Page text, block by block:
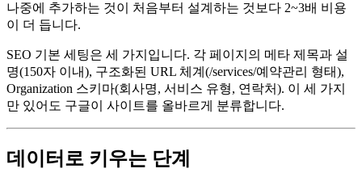
나중에 추가하는 것이 처음부터 설계하는 것보다 2~3배 비용
이 더 듭니다.
SEO 기본 세팅은 세 가지입니다. 각 페이지의 메타 제목과 설
명(150자 이내), 구조화된 URL 체계(/services/예약관리 형태),
Organization 스키마(회사명, 서비스 유형, 연락처). 이 세 가지
만 있어도 구글이 사이트를 올바르게 분류합니다.
데이터로 키우는 단계